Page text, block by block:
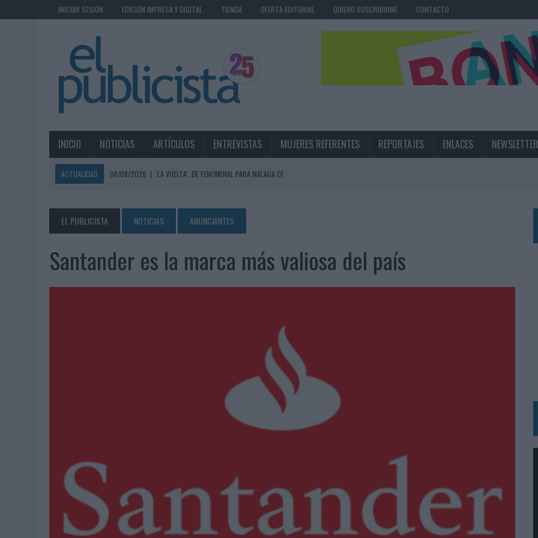
INICIAR SESIÓN EDICIÓN IMPRESA Y DIGITAL TIENDA OFERTA EDITORIAL QUIERO SUSCRIBIRME CONTACTO
INICIO NOTICIAS ARTÍCULOS ENTREVISTAS MUJERES REFERENTES REPORTAJES ENLACES NEWSLETTER
ACTUALIDAD 06/08/2026 | ‘LA VUELTA’, DE FENOMENAL PARA MÁLAGA CF
06/08/2026 | LA TELEVISIÓN SIGUE LIDERANDO EL CONSUMO DE MEDIOS EN VERANO Y SUPERA AL MÓVIL COMO DISPOSITIVO MÁS UTILIZADO
06/08/2026
EL USO DE LA IA GENERATIVA ALCANZA YA AL 62% DE LOS ESPAÑOLES
06/08/2026
SYSTEM1 NOMBRA A KIMBERLY BASTONI COMO NUEVA DIRECTORA COMERCIAL GLOBAL
BEON WORLDWIDE LANZA RAÍZ URBANA PARA TRANSFORMAR EL PATRIMONIO HISTÓRICO EN ACTIVOS CULTURALES Y ECONÓMICOS
FABRA COMUNICACIÓN INCORPORA A CASONÁ Y ASUME LA GESTIÓN DE SUS RELACIONES CON LOS MEDIOS
LOPESAN HOTELS & RESORTS ACERCA EL PARAÍSO CANARIO EN SU ÚLTIMA CAMPAÑA INTERNACIONAL
LUIS ARQUILLOS (BURGO DE ARIAS): “LA CONSTRUCCIÓN DE MARCA A LARGO PLAZO Y LA MEDICIÓN SON DOS CARAS DE LA MISMA
‘EL PARAÍSO MÁS CERCA’, DE 22GRADOS PARA LOPESAN HOTELS & RESORTS
04/08/2026
04/08/2026
CAPAZ, LA CERVEZA QUE CONVIERTE CADA BOTELLA EN UNA OPORTUNIDAD DE INCLUSIÓN
04/08/2026
BABARIA Y MAXIBON SON ‘EL MATCH PERFECTO DEL VERANO’
04/08/2026 |
AUDIBLE REIVINDICA EL PODER TRANSFORMADOR DEL AUDIO EN SU NUEVA CAMPAÑA GLOBAL DE MARCA
EL PUBLICISTA NOTICIAS ANUNCIANTES
Santander es la marca más valiosa del país